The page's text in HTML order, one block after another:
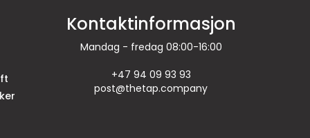
Kontaktinformasjon
Mandag - fredag 08:00-16:00
+47 94 09 93 93
post@thetap.company